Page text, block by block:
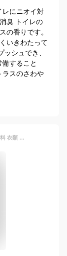
レにニオイ対
臭 トイレの
の香りです。
いきわたって
シュでき、
すること
ラスのさわや
DEOAIR 消臭スプレー 携帯用 30ml ミニ 無香料 衣類 タバコ臭 おむつ 子供部屋 車内 リビング 衛生管理 靴 下駄箱 足の臭い 無臭 無香 ノンアルコール キッチン ペット ペット用品 汗臭い 汗臭 プレゼント